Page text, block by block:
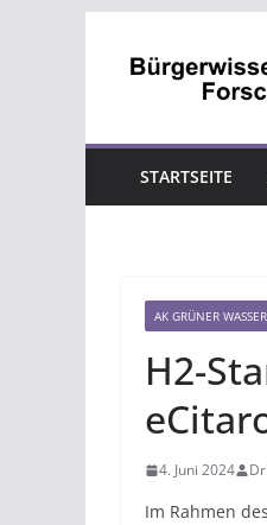
Inhalt
STARTSEITE
AK GRÜNER
H2-
4. Juni 2024
Im Rahmen